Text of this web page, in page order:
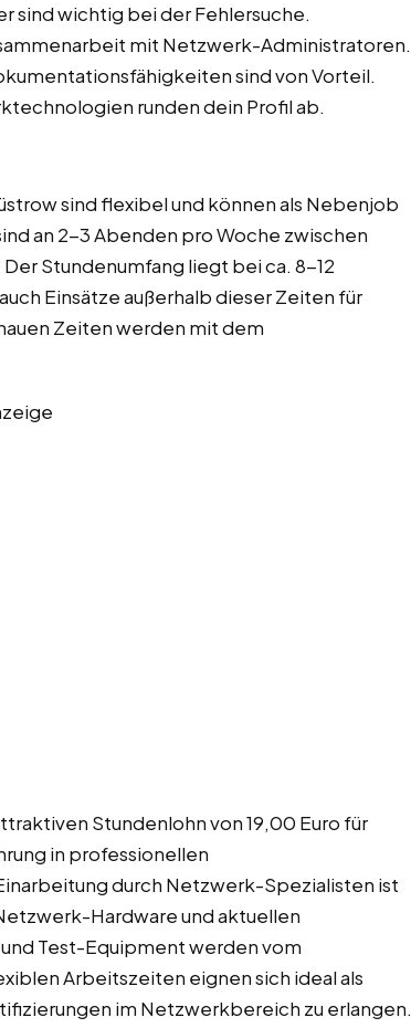
sind wichtig bei der Fehlersuche.
mit Netzwerk-Administratoren.
sind von Vorteil.
runden dein Profil ab.
sind flexibel und können als Nebenjob
an 2-3 Abenden pro Woche zwischen
Stundenumfang liegt bei ca. 8-12
Einsätze außerhalb dieser Zeiten für
Zeiten werden mit dem
Stundenlohn von 19,00 Euro für
in professionellen
durch Netzwerk-Spezialisten ist
Hardware und aktuellen
Test-Equipment werden vom
Arbeitszeiten eignen sich ideal als
im Netzwerkbereich zu erlangen.